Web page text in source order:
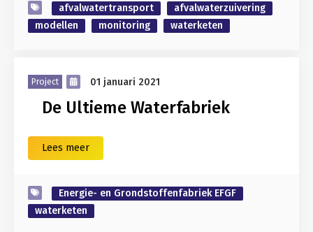
afvalwatertransport
afvalwaterzuivering
modellen
monitoring waterketen
Project 01 januari 2021
De Ultieme Waterfabriek
Lees meer
Energie- en Grondstoffenfabriek EFGF
waterketen